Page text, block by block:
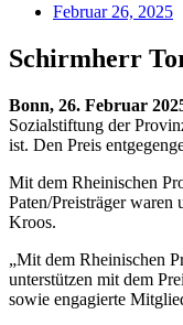
Februar 26, 2025
Schirmherr
Bonn, 26. Februar
Sozialstiftung der
ist. Den Preis
Mit dem Rheinischen
Paten/Preisträger
Kroos.
„Mit dem Rheinischen
unterstützen mit dem
sowie engagierte